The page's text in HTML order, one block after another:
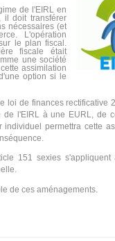
de l'EIRL en
il doit transférer
nécessaires (et
L'opération
le plan fiscal.
fiscale était
une société
assimilation
option si le
loi de finances rectificative
de l'EIRL à une EURL, de
permettra cette
151 sexies s'appliquent
de ces aménagements.